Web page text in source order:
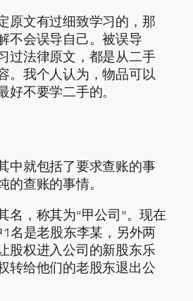
原文有过细致学习的，那
不会误导自己。被误导
过法律原文，都是从二手
。我个人认为，物品可以
好不要学二手的。
中就包括了要求查账的事
的查账的事情。
名，称其为“甲公司”。现在
名是老股东李某，另外两
股权进入公司的新股东乐
转给他们的老股东退出公